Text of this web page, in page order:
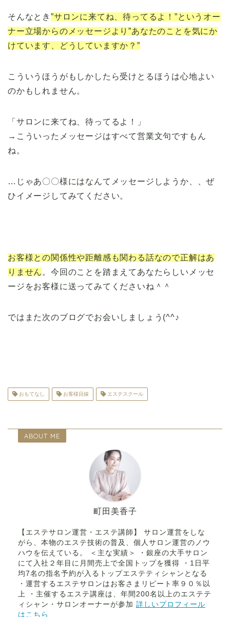
そんなとき ”サロンに来てね、待ってるよ！”というオー
ナー立場からのメッセージより”あなたのことを気にか
けています、どうしていますか？”
こういうほうがもしかしたら受けとるほうは心地よい
のかもしれません。
「サロンに来てね、待ってるよ！」
→こういったメッセージはすべて営業文句ですもん
ね。
…じゃあ〇〇様にはなんてメッセージしようか、、ぜ
ひイメージしてみてください。
お客様との関係性や距離感も関わる話なので正解はあ
りません 。今回のことを踏まえてあなたらしいメッセ
ージをお客様に送ってみてくださいね＾＾
ではまた次のブログでお会いしましょう(^^♪
おもてなし お客様目線 エステスクール
ABOUT ME
町田美香子
【エステサロン運営・エステ講師】 サロン運営をしな
がら、本物のエステ技術の普及、個人サロン運営のノウ
ハウを伝えている。 ＜主な実績＞ ・銀座の大手サロン
にて入社２年目に月間売上で全国トップを獲得 ・1日平
均7名の指名予約が入るトップエステティシャンとなる
・運営するエステサロンはお客さまリピート率９０％以
上 ・主催するエステ講座は、年間200名以上のエステテ
ィシャン・サロンオーナーが参加 詳しいプロフィール
はこちら